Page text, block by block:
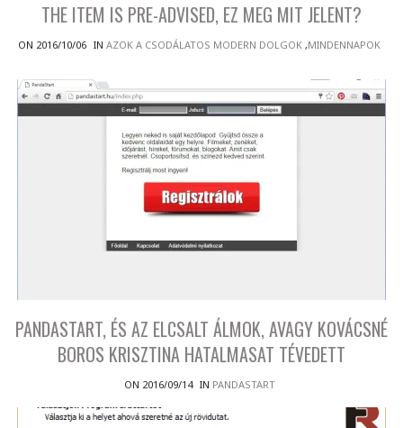
THE ITEM IS PRE-ADVISED, EZ MEG MIT JELENT?
ON 2016/10/06 IN AZOK A CSODÁLATOS MODERN DOLGOK ,MINDENNAPOK
PANDASTART, ÉS AZ ELCSALT ÁLMOK, AVAGY KOVÁCSNÉ
BOROS KRISZTINA HATALMASAT TÉVEDETT
ON 2016/09/14 IN PANDASTART